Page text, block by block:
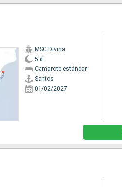
MSC Divina
5 d
Camarote estándar
Santos
01/02/2027